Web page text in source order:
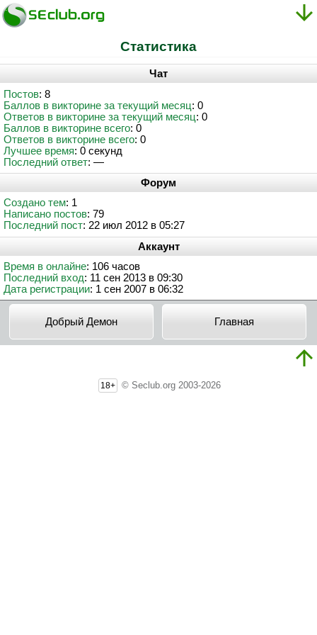
Статистика
Чат
Постов: 8
Баллов в викторине за текущий месяц: 0
Ответов в викторине за текущий месяц: 0
Баллов в викторине всего: 0
Ответов в викторине всего: 0
Лучшее время: 0 секунд
Последний ответ: —
Форум
Создано тем: 1
Написано постов: 79
Последний пост: 22 июл 2012 в 05:27
Аккаунт
Время в онлайне: 106 часов
Последний вход: 11 сен 2013 в 09:30
Дата регистрации: 1 сен 2007 в 06:32
Добрый Демон Главная
18+ © Seclub.org 2003-2026